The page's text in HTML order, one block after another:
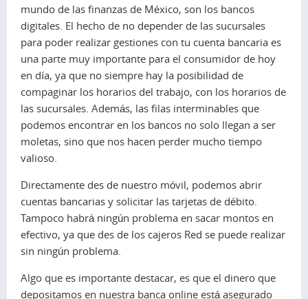
mundo de las finanzas de México, son los bancos
digitales. El hecho de no depender de las sucursales
para poder realizar gestiones con tu cuenta bancaria es
una parte muy importante para el consumidor de hoy
en día, ya que no siempre hay la posibilidad de
compaginar los horarios del trabajo, con los horarios de
las sucursales. Además, las filas interminables que
podemos encontrar en los bancos no solo llegan a ser
moletas, sino que nos hacen perder mucho tiempo
valioso.
Directamente des de nuestro móvil, podemos abrir
cuentas bancarias y solicitar las tarjetas de débito.
Tampoco habrá ningún problema en sacar montos en
efectivo, ya que des de los cajeros Red se puede realizar
sin ningún problema.
Algo que es importante destacar, es que el dinero que
depositamos en nuestra banca online está asegurado